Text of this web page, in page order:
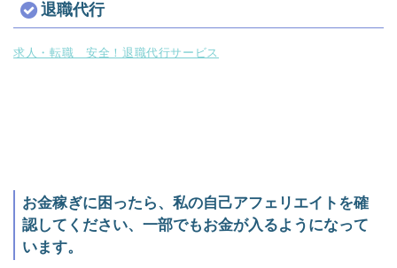
退職代行
求人・転職 安全！退職代行サービス
お金稼ぎに困ったら、私の自己アフェリエイトを確
認してください、一部でもお金が入るようになって
います。